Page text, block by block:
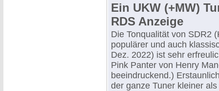
Ein UKW (+MW)
RDS Anzeige
Die Tonqualität von SDR2
populärer und auch
Dez. 2022) ist sehr
Pink Panter von Henry
beeindruckend.)
der ganze Tuner kleiner